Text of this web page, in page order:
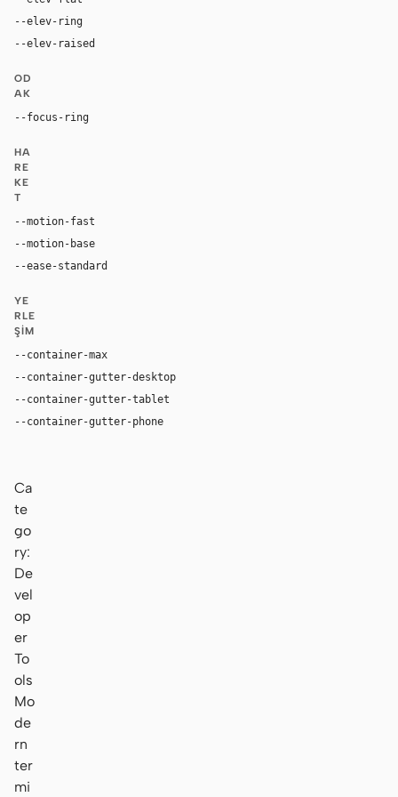
--elev-ring
--elev-raised
OD
AK
--focus-ring
HA
RE
KE
T
--motion-fast
--motion-base
--ease-standard
YE
RLE
ŞIM
--container-max
--container-gutter-desktop
--container-gutter-tablet
--container-gutter-phone
Ca
te
go
ry:
De
vel
op
er
To
ols
Mo
de
rn
ter
mi